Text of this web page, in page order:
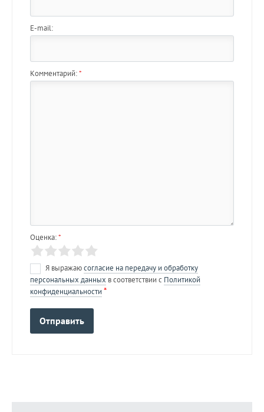
E-mail:
Комментарий:*
Оценка:*
Я выражаюсогласие на передачу и обработку
персональных данных в соответствии с Политикой
конфиденциальности *